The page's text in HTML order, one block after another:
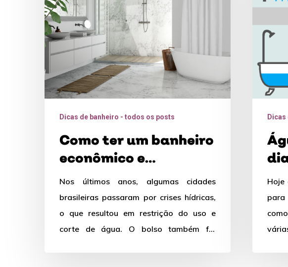
econômico
e
sustentável
Dicas de banheiro - todos os posts
Como ter um banheiro
econômico e
sustentável
Nos últimos anos, algumas cidades
brasileiras passaram por crises hídricas,
o que resultou em restrição do uso e
corte de água. O bolso também foi
a
dia:
forma
Hoje